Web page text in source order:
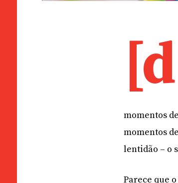
[d
momentos
momentos
lentidão – o
Parece que